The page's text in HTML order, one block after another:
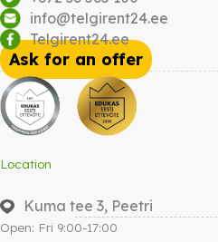
info@telgirent24.ee
Telgirent24.ee
Ask for an offer
Location
Kuma tee 3, Peetri
Open: Fri 9:00-17:00